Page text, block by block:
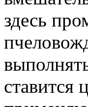
здесь
ставится